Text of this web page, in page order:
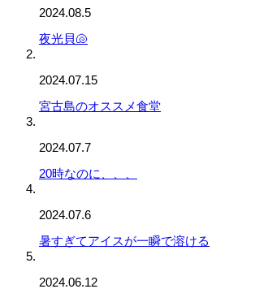
2024.08.5
夜光貝🐚‎
2024.07.15
宮古島のオススメ食堂
2024.07.7
20時なのに、、、
2024.07.6
暑すぎてアイスが一瞬で溶ける
2024.06.12